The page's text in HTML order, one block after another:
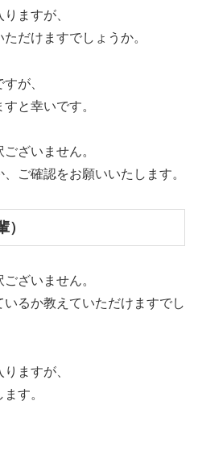
ますが、
だけますでしょうか。
が、
と幸いです。
ざいません。
ご確認をお願いいたします。
ざいません。
るか教えていただけますでし
ますが、
す。